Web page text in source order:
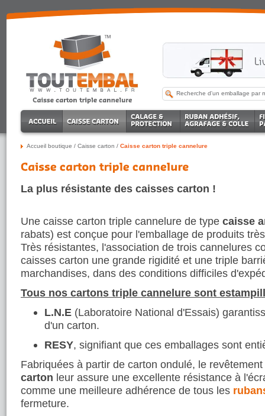
Accueil boutique / Caisse carton / Caisse carton triple cannelure
La plus résistante des caisses carton !
Une caisse carton triple cannelure de type caisse
rabats) est conçue pour l'emballage de produits
Très résistantes, l'association de trois cannelures
caisses carton une grande rigidité et une triple
marchandises, dans des conditions difficiles
Tous nos cartons triple cannelure sont
L.N.E (Laboratoire National d'Essais)
d'un carton.
RESY, signifiant que ces emballages sont
Fabriquées à partir de carton ondulé, le
carton leur assure une excellente résistance à
comme une meilleure adhérence de tous les
fermeture.